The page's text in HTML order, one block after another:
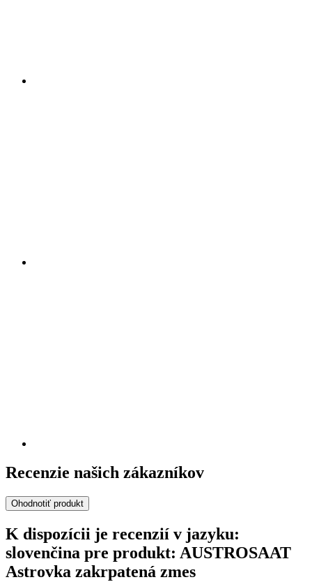
Recenzie našich zákazníkov
Ohodnotiť produkt
K dispozícii je recenzií v jazyku:
slovenčina pre produkt: AUSTROSAAT
Astrovka zakrpatená zmes